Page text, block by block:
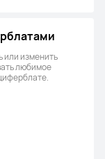
или изменить
любимое